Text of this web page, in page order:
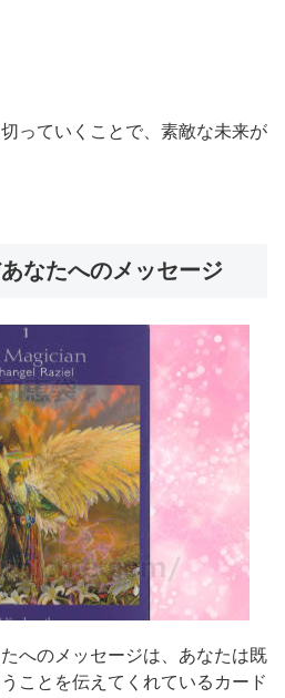
っていくことで、素敵な未来が
なたへのメッセージ
へのメッセージは、あなたは既
ことを伝えてくれているカード